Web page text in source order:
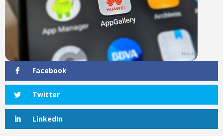
Facebook
Twitter
LinkedIn